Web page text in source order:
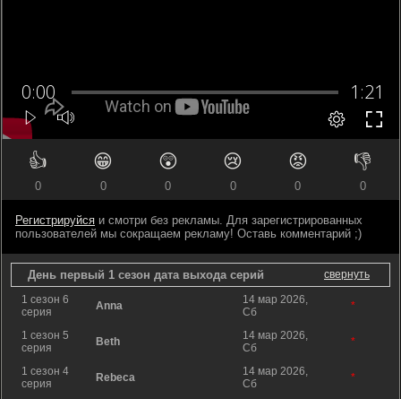
👍
0
😁
0
😲
0
😢
0
😡
0
👎
0
Регистрируйся и смотри без рекламы. Для зарегистрированных
пользователей мы сокращаем рекламу! Оставь комментарий ;)
День первый 1 сезон дата выхода серий
свернуть
1 сезон 6
серия
Anna
14 мар 2026,
Сб
*
1 сезон 5
серия
Beth
14 мар 2026,
Сб
*
1 сезон 4
серия
Rebeca
14 мар 2026,
Сб
*